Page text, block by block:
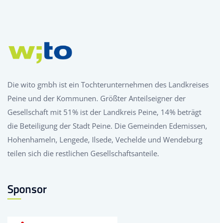
Die wito gmbh ist ein Tochterunternehmen des Landkreises
Peine und der Kommunen. Größter Anteilseigner der
Gesellschaft mit 51% ist der Landkreis Peine, 14% beträgt
die Beteiligung der Stadt Peine. Die Gemeinden Edemissen,
Hohenhameln, Lengede, Ilsede, Vechelde und Wendeburg
teilen sich die restlichen Gesellschaftsanteile.
Sponsor